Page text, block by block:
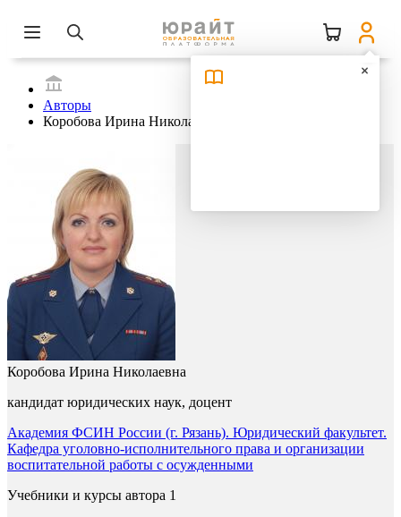
Авторы
Коробова Ирина Николаевна
Коробова Ирина Николаевна
кандидат юридических наук, доцент
Академия ФСИН России (г. Рязань). Юридический факультет.
Кафедра уголовно-исполнительного права и организации
воспитательной работы с осужденными
Учебники и курсы автора 1